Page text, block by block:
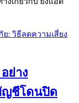
ย่าง
ญชีโดนปิด